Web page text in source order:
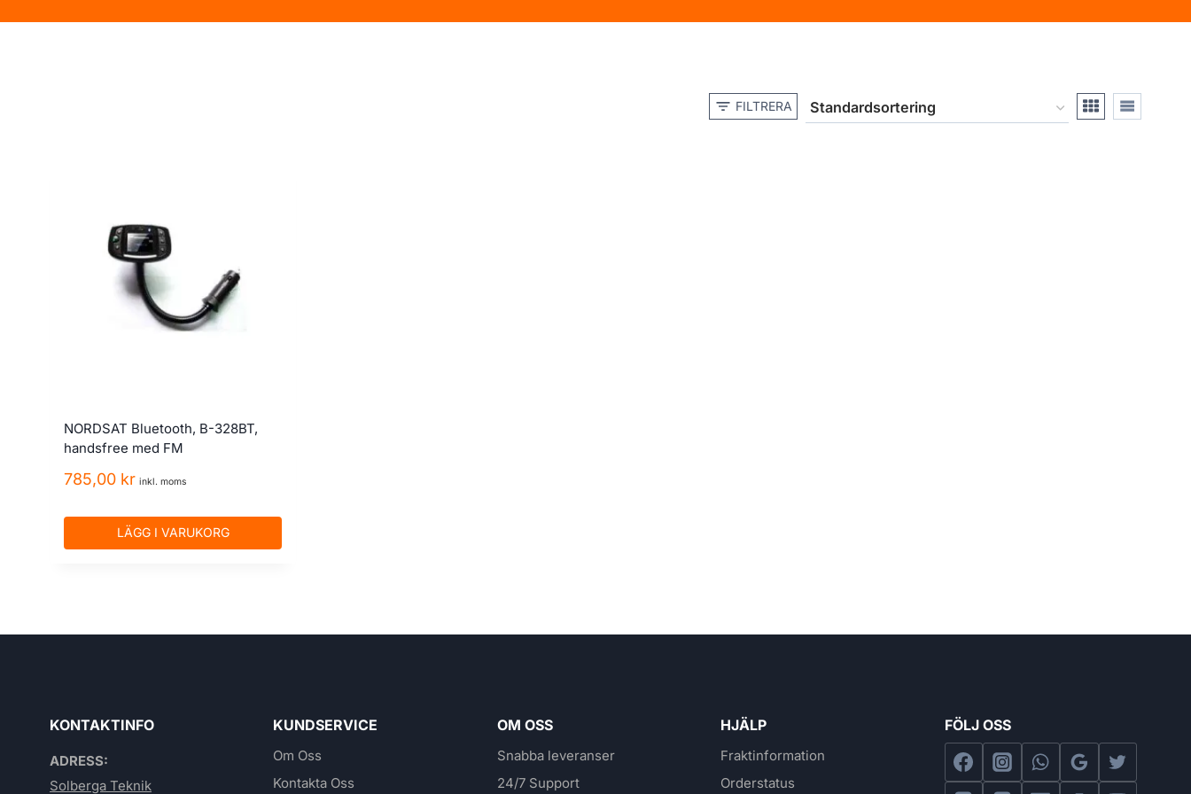
FILTRERA
NORDSAT Bluetooth, B-328BT,
handsfree med FM
785,00 kr inkl. moms
LÄGG I VARUKORG
KONTAKTINFO
ADRESS:
Solberga Teknik
KUNDSERVICE
Om Oss
Kontakta Oss
OM OSS
Snabba leveranser
24/7 Support
HJÄLP
Fraktinformation
Orderstatus
FÖLJ OSS